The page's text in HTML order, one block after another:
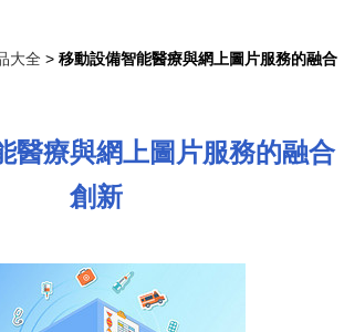
大全 > 移動設備智能醫療與網上圖片服務的融合
醫療與網上圖片服務的融合
創新